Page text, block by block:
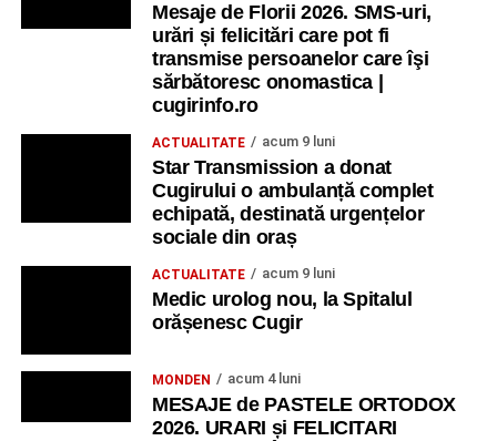
Mesaje de Florii 2026. SMS-uri,
urări și felicitări care pot fi
transmise persoanelor care îşi
sărbătoresc onomastica |
cugirinfo.ro
ACTUALITATE acum 9 luni
Star Transmission a donat
Cugirului o ambulanță complet
echipată, destinată urgențelor
sociale din oraș
ACTUALITATE acum 9 luni
Medic urolog nou, la Spitalul
orășenesc Cugir
MONDEN acum 4 luni
MESAJE de PASTELE ORTODOX
2026. URARI și FELICITARI